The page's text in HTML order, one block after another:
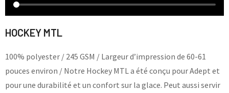
HOCKEY MTL
100% polyester / 245 GSM / Largeur d’impression de 60-61
pouces environ / Notre Hockey MTL a été conçu pour Adept et
pour une durabilité et un confort sur la glace. Peut aussi servir